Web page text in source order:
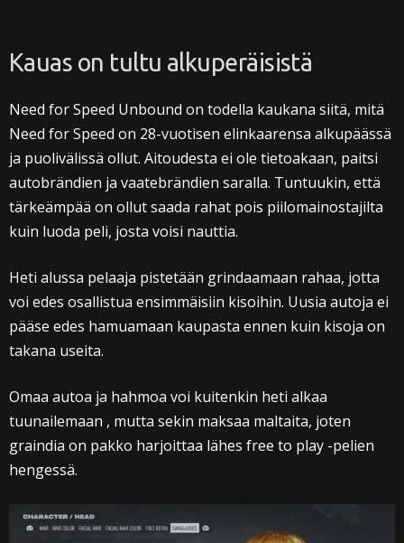
Kauas on tultu alkuperäisistä
Need for Speed Unbound on todella kaukana siitä, mitä
Need for Speed on 28-vuotisen elinkaarensa alkupäässä
ja puolivälissä ollut. Aitoudesta ei ole tietoakaan, paitsi
autobrändien ja vaatebrändien saralla. Tuntuukin, että
tärkeämpää on ollut saada rahat pois piilomainostajilta
kuin luoda peli, josta voisi nauttia.
Heti alussa pelaaja pistetään grindaamaan rahaa, jotta
voi edes osallistua ensimmäisiin kisoihin. Uusia autoja ei
pääse edes hamuamaan kaupasta ennen kuin kisoja on
takana useita.
Omaa autoa ja hahmoa voi kuitenkin heti alkaa
tuunailemaan , mutta sekin maksaa maltaita, joten
graindia on pakko harjoittaa lähes free to play -pelien
hengessä.